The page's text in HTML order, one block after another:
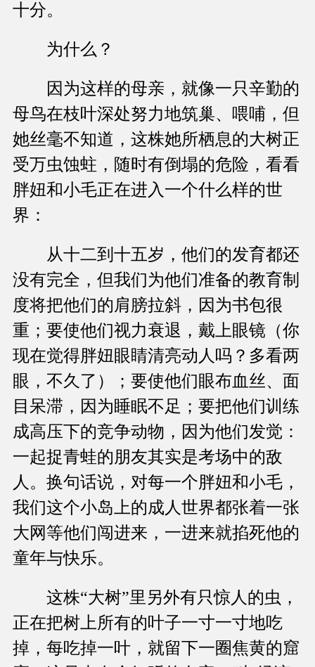
十分。
为什么？
因为这样的母亲，就像一只辛勤的
母鸟在枝叶深处努力地筑巢、喂哺，但
她丝毫不知道，这株她所栖息的大树正
受万虫蚀蛀，随时有倒塌的危险，看看
胖妞和小毛正在进入一个什么样的世
界：
从十二到十五岁，他们的发育都还
没有完全，但我们为他们准备的教育制
度将把他们的肩膀拉斜，因为书包很
重；要使他们视力衰退，戴上眼镜（你
现在觉得胖妞眼睛清亮动人吗？多看两
眼，不久了）；要使他们眼布血丝、面
目呆滞，因为睡眠不足；要把他们训练
成高压下的竞争动物，因为他们发觉：
一起捉青蛙的朋友其实是考场中的敌
人。换句话说，对每一个胖妞和小毛，
我们这个小岛上的成人世界都张着一张
大网等他们闯进来，一进来就掐死他的
童年与快乐。
这株“大树”里另外有只惊人的虫，
正在把树上所有的叶子一寸一寸地吃
掉，每吃掉一叶，就留下一圈焦黄的窟